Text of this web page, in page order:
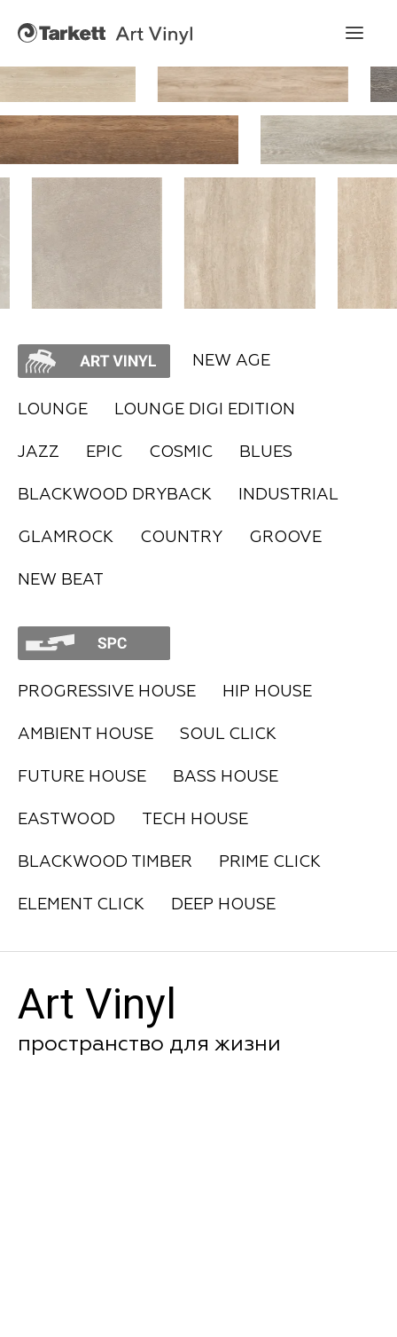
NEW AGE
LOUNGE LOUNGE DIGI EDITION
JAZZ EPIC COSMIC BLUES
BLACKWOOD DRYBACK INDUSTRIAL
GLAMROCK COUNTRY GROOVE
NEW BEAT
PROGRESSIVE HOUSE HIP HOUSE
AMBIENT HOUSE SOUL CLICK
FUTURE HOUSE BASS HOUSE
EASTWOOD TECH HOUSE
BLACKWOOD TIMBER PRIME CLICK
ELEMENT CLICK DEEP HOUSE
Art Vinyl
пространство для жизни
Art Vinyl
Коллекции
Укладка
Конструктор интерьера
Art Vinyl в интерьере
Где купить